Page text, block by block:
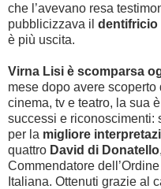
che l’avevano resa
pubblicizzava il dentifricio
è più uscita.
Virna Lisi è scomparsa
mese dopo avere
cinema, tv e teatro, la sua
successi e riconoscimenti:
per la migliore
quattro David di Donatello
Commendatore
Italiana. Ottenuti grazie al